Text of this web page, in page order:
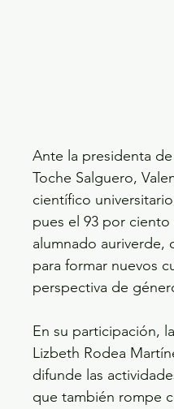
Ante la presidenta
Toche Salguero,
científico
pues el 93 por
alumnado auriverde,
para formar nuevos
perspectiva de
En su participación,
Lizbeth Rodea
difunde las
que también rompe